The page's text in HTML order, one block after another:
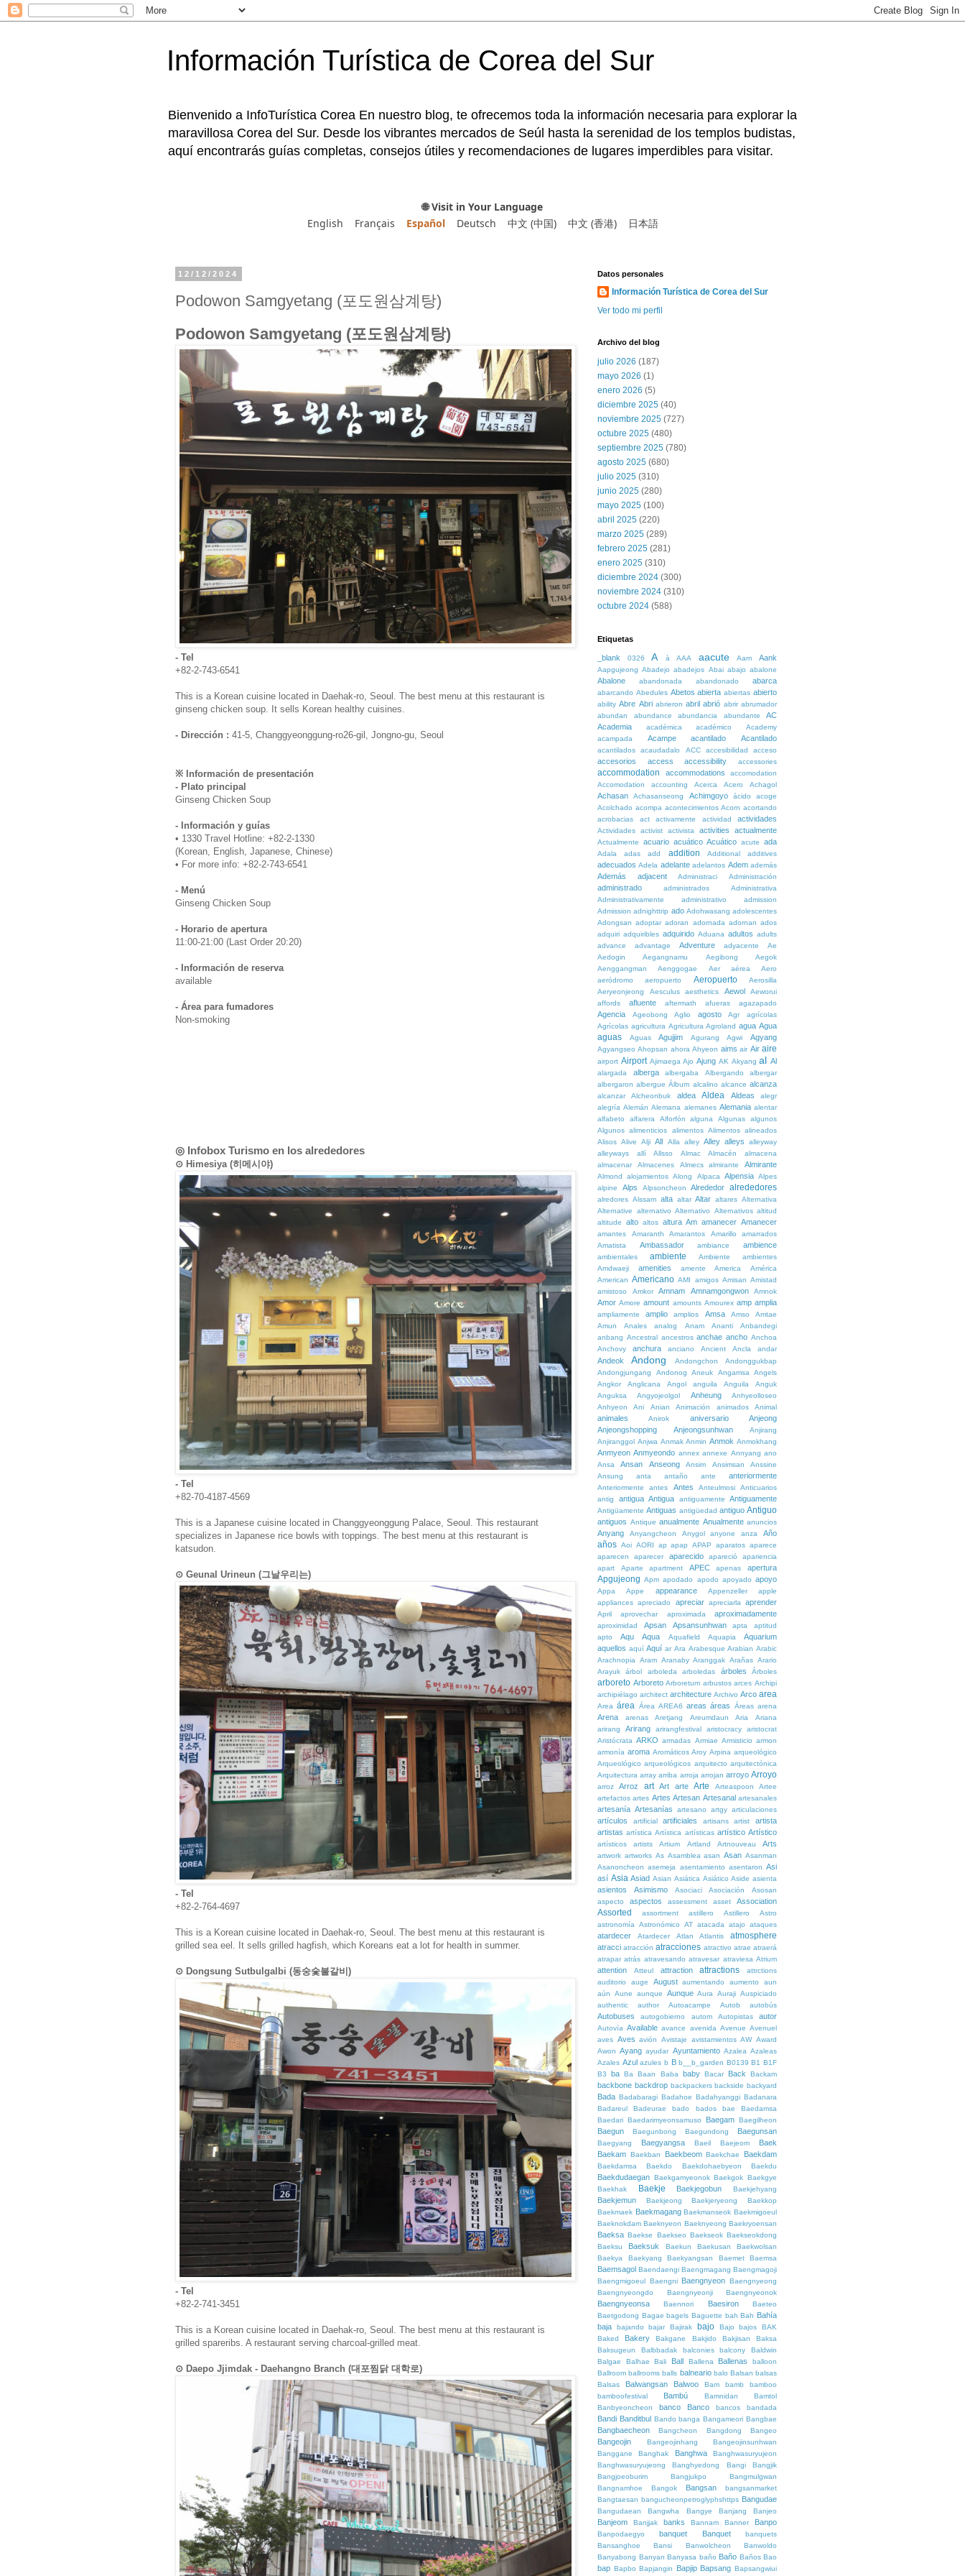
Información Turística de Corea del Sur
Bienvenido a InfoTurística Corea En nuestro blog, te ofrecemos toda la información necesaria para explorar la
maravillosa Corea del Sur. Desde los vibrantes mercados de Seúl hasta la serenidad de los templos budistas,
aquí encontrarás guías completas, consejos útiles y recomendaciones de lugares imperdibles para visitar.
🌐 Visit in Your Language
English
Français Español Deutsch 中文 (中国) 中文 (香港) 日本語
12/12/2024
Podowon Samgyetang (포도원삼계탕)
Podowon Samgyetang (포도원삼계탕)
- Tel
+82-2-743-6541
This is a Korean cuisine located in Daehak-ro, Seoul. The best menu at this restaurant is
ginseng chicken soup. It sells Korean healthy cuisines.
- Dirección : 41-5, Changgyeonggung-ro26-gil, Jongno-gu, Seoul
※ Información de presentación
- Plato principal
Ginseng Chicken Soup
- Información y guías
• 1330 Travel Hotline: +82-2-1330
(Korean, English, Japanese, Chinese)
• For more info: +82-2-743-6541
- Menú
Ginseng Chicken Soup
- Horario de apertura
11:00-21:00 (Last Order 20:20)
- Información de reserva
available
- Área para fumadores
Non-smoking
◎ Infobox Turismo en los alrededores
⊙ Himesiya (히메시야)
- Tel
+82-70-4187-4569
This is a Japanese cuisine located in Changgyeonggung Palace, Seoul. This restaurant
specializes in Japanese rice bowls with toppings. The best menu at this restaurant is
katsudon.
⊙ Geunal Urineun (그날우리는)
- Tel
+82-2-764-4697
This is a Korean cuisine located in Daehak-ro, Seoul. The best menu at this restaurant is
grilled sea eel. It sells grilled hagfish, which Koreans eat a lot for health in summer.
⊙ Dongsung Sutbulgalbi (동숭숯불갈비)
- Tel
+82-2-741-3451
This is a Korean cuisine located in Daehak-ro, Seoul. The best menu at this restaurant is
grilled spareribs. A restaurant serving charcoal-grilled meat.
⊙ Daepo Jjimdak - Daehangno Branch (대포찜닭 대학로)
Datos personales
Información Turística de Corea del Sur
Ver todo mi perfil
Archivo del blog
julio 2026 (187)
mayo 2026 (1)
enero 2026 (5)
diciembre 2025 (40)
noviembre 2025 (727)
octubre 2025 (480)
septiembre 2025 (780)
agosto 2025 (680)
julio 2025 (310)
junio 2025 (280)
mayo 2025 (100)
abril 2025 (220)
marzo 2025 (289)
febrero 2025 (281)
enero 2025 (310)
diciembre 2024 (300)
noviembre 2024 (310)
octubre 2024 (588)
Etiquetas
_blank 0326 A à AAA aacute Aam Aank
Aapgujeong Abadejo abadejos Abai abajo abalone
Abalone abandonada abandonado abarca
abarcando Abedules Abetos abierta abiertas abierto
ability Abre Abri abrieron abril abrió abrir abrumador
abundan
abundance abundancia abundante
AC
Academia
académica académico
Academy
acampada
Acampe acantilado Acantilado
acantilados acaudadalo ACC accesibilidad acceso
accesorios access accessibility accessories
accommodation accommodations
accomodation
Accomodation
accounting Acerca Acero Achagol
Achasan Achasanseong Achimgoyo ácido
acoge
Acolchado acompa acontecimientos Acorn acortando
acrobacias
act activamente actividad actividades
Actividades activist activista activities actualmente
Actualmente acuario acuático Acuático acute ada
Adala adas add addition Additional additives
adecuados Adela adelante adelantos Adem además
Además adjacent Administraci Administración
administrado administrados
Administrativa
Administrativamente
administrativo
admission
Admission adnighttrip ado Adohwasang adolescentes
Adongsan adoptar adoran adornada adornan ados
adquiri adquiribles adquirido Aduana adultos adults
advance
advantage Adventure adyacente
Ae
Aedogin
Aegangnamu Aegibong
Aegok
Aenggangman
Aenggogae Aer aérea
Aero
aeródromo
aeropuerto Aeropuerto
Aerosilla
Aeryeonjeong
Aesculus aesthetics Aewol
Aeworui
affords
afluente aftermath afueras agazapado
Agencia Ageobong Aglio agosto Agr
agrícolas
Agrícolas agricultura Agricultura Agroland agua Agua
aguas Aguas Agujjim Agurang Agwi Agyang
Agyangseo Ahopsan ahora Ahyeon aims air Air aire
airport Airport Ajimaega Ajo Ajung AK Akyang al Al
alargada alberga albergaba Albergando
albergar
albergaron albergue Álbum alcalino alcance alcanza
alcanzar Alcheonbuk aldea Aldea Aldeas
alegr
alegría Alemán Alemana alemanes Alemania alentar
alfabeto
alfarera Alforfón alguna Algunas
algunos
Algunos alimenticios alimentos Alimentos alineados
Alisos Alive Alji All Alla alley Alley alleys
alleyway
alleyways
allí Allsso Almac Almacén
almacena
almacenar
Almacenes Almecs almirante Almirante
Almond alojamientos Along Alpaca Alpensia Alpes
alpine
Alps Alpsoncheon Alrededor alrededores
alredores Alssam alta altar Altar altares Alternativa
Alternative
alternativo Alternativo Alternativos altitud
altitude
alto altos altura Am amanecer Amanecer
amantes Amaranth Amarantos Amarillo
amarrados
Amatista
Ambassador ambiance ambience
ambientales ambiente Ambiente
ambientes
Amdwaeji
amenities amente America
América
American Americano AMI amigos Amisan Amistad
amistoso
Amkor Amnam Amnamgongwon Amnok
Amor Amore amount amounts Amourex amp amplia
ampliamente amplio amplios Amsa Amso
Amtae
Amun
Anales analog Anam Ananti
Anbandegi
anbang Ancestral ancestros anchae ancho Anchoa
Anchovy
anchura anciano Ancient Ancla andar
Andeok Andong Andongchon
Andonggukbap
Andongjungang
Andonog Aneuk Angamsa
Angels
Angkor
Anglicana Angol anguila Anguila
Anguk
Anguksa
Angyojeolgol Anheung
Anhyeolloseo
Anhyeon
Ani Anian Animación animados Animal
animales Anirok aniversario
Anjeong
Anjeongshopping
Anjeongsunhwan
Anjirang
Anjiranggol Anjwa Anmak Anmin Anmok Anmokhang
Anmyeon Anmyeondo annex annexe Annyang ano
Ansa
Ansan Anseong Ansim Ansimsan
Anssine
Ansung
anta antaño ante anteriormente
Anteriormente antes Antes Anteulmosi
Anticuarios
antig
antigua Antigua antiguamente Antiguamente
Antigüamente Antiguas antigüedad antiguo Antiguo
antiguos Antique anualmente Anualmente anuncios
Anyang Anyangcheon Anygol anyone anza Año
años Aoi AORI ap apap APAP aparatos aparece
aparecen
aparecer aparecido apareció
apariencia
apart
Aparte apartment APEC apenas apertura
Apgujeong Apm apodado apodo apoyado apoyo
Appa Appe appearance Appenzeller
apple
appliances apreciado apreciar apreciarla aprender
April aprovechar aproximada aproximadamente
aproximidad Apsan Apsansunhwan apta
aptitud
apto
Aqu Aqua Aquafield Aquapia
Aquarium
aquellos aquí Aquí ar Ara Arabesque Arabian Arabic
Arachnopia
Aram Aranaby Aranggak Arañas Arario
Arayuk
árbol arboleda arboledas árboles Árboles
arboreto Arboreto Arboretum arbustos arces Archipi
archipiélago architect architecture Archivo Arco area
Area área Área AREA6 areas áreas Áreas arena
Arena arenas Aretjang Areumdaun Aria
Ariana
arirang
Arirang arirangfestival aristocracy
aristocrat
Aristócrata ARKO armadas Armiae Armisticio armon
armonía aroma Aromáticos Aroy Arpina arqueológico
Arqueológico arqueológicos arquitecto arquitectónica
Arquitectura array arriba arroja arrojan arroyo Arroyo
arroz Arroz art Art arte Arte Arteaspoon
Artee
artefactos artes Artes Artesan Artesanal artesanales
artesanía Artesanías artesano artgy articulaciones
artículos artificial artificiales artisans artist
artista
artistas artística Artística artísticas artístico Artístico
artísticos artists Artium Artland Artnouveau Arts
artwork artworks As Asamblea asan Asan Asanman
Asanoncheon asemeja asentamiento asentaron Asi
así Asia Asiad Asian Asiática Asiático Aside asienta
asientos Asimismo Asociaci Asociación
Asosan
aspecto
aspectos assessment asset Association
Assorted assortment astillero Astillero
Astro
astronomía
Astronómico AT atacada atajo ataques
atardecer Atardecer Atlan Atlantis atmosphere
atracci atracción atracciones atractivo atrae atraerá
atrapar atrás atravesando atravesar atraviesa Atrium
attention Atteul attraction attractions
attrctions
auditorio
auge August aumentando aumento
aun
aún
Aune aunque Aunque Aura Auraji Auspiciado
authentic
author Autoacampe Autob autobús
Autobuses autogobierno autom Autopistas autor
Autovía Available avance avenida Avenue Avenuel
aves Aves avión Avistaje avistamientos AW Award
Awon Ayang ayudar Ayuntamiento Azalea Azaleas
Azales Azul azules b B b__b_garden B0139 B1 B1F
B3
ba Ba Baan Baba baby Bacar Back Backam
backbone backdrop backpackers backside backyard
Bada Badabaragi Badahoe Badahyanggi Badanara
Badareul
Badeurae bado bados bae
Baedamsa
Baedari Baedarimyeonsamuso Baegam Baegilheon
Baegun Baegunbong Baegundong Baegunsan
Baegyang Baegyangsa Baeil Baejeom
Baek
Baekam Baekban Baekbeom Baekchae Baekdam
Baekdamsa Baekdo Baekdohaebyeon Baekdu
Baekdudaegan Baekgamyeonok Baekgok Baekgye
Baekhak
Baekje Baekjegobun Baekjehyang
Baekjemun Baekjeong Baekjeryeong
Baekkop
Baekmaek Baekmagang Baekmanseok Baekmigoeul
Baeknokdam Baeknyeon Baeknyeong Baekryoensan
Baeksa Baekse Baekseo Baekseok Baekseokdong
Baeksu
Baeksuk Baekun Baekusan
Baekwolsan
Baekya
Baekyang Baekyangsan Baemet Baemsa
Baemsagol Baendaengi Baengmagang Baengmagoji
Baengmigoeul Baengni Baengnyeon Baengnyeong
Baengnyeongdo
Baengnyeonji Baengnyeonok
Baengnyeonsa Baennori Baesiron
Baeteo
Baetgodong Bagae bagels Baguette bah Bah Bahía
baja
bajando bajar Bajirak bajo Bajo bajos
BAK
Baked
Bakery Bakgane Bakjido Bakjisan
Baksa
Baksugeun
Balbbadak balconies balcony
Baldwin
Balgae
Balhae Bali Ball Ballena Ballenas
balloon
Ballroom ballrooms balls balneario balo Balsan balsas
Balsas
Balwangsan Balwoo Bam bamb
bamboo
bamboofestival
Bambú Bamnidan
Bamtol
Banbyeoncheon
banco Banco bancos bandada
Bandi Banditbul Bando banga Bangameori Bangbae
Bangbaecheon Bangcheon Bangdong Bangeo
Bangeojin Bangeojinhang
Bangeojinsunhwan
Banggane
Banghak Banghwa
Banghwasuryujeon
Banghwasuryujeong
Banghyedong Bangi
Bangjik
Bangjoeoburim
Bangjukpo
Bangmulgwan
Bangnamhoe
Bangok Bangsan
bangsanmarket
Bangtaesan bangucheonpetroglyphshttps Bangudae
Bangudaean Bangwha Bangye Banjang Banjeo
Banjeom Banjjak banks Bannam Banner Banpo
Banpodaegyo banquet Banquet
banquets
Bansanghoe
Bansi Banwolcheon
Banwoldo
Banyabong Banyan Banyasa baño Baño Baños Bao
bap Bapbo Bapjangin Bapjip Bapsang Bapsangwiui